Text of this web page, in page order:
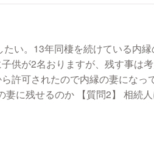
たい。13年同棲を続けている内
供が2名おりますが、残す事は
されたので内縁の妻になっていま
相続人にはどうやっても遺